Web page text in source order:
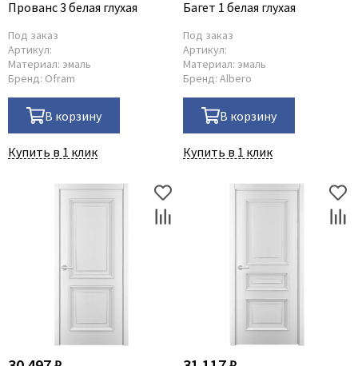
Прованс 3 белая глухая
Под заказ
Артикул:
Материал: эмаль
Бренд: Ofram
В корзину
Купить в 1 клик
Багет 1 белая глухая
Под заказ
Артикул:
Материал: эмаль
Бренд: Albero
В корзину
Купить в 1 клик